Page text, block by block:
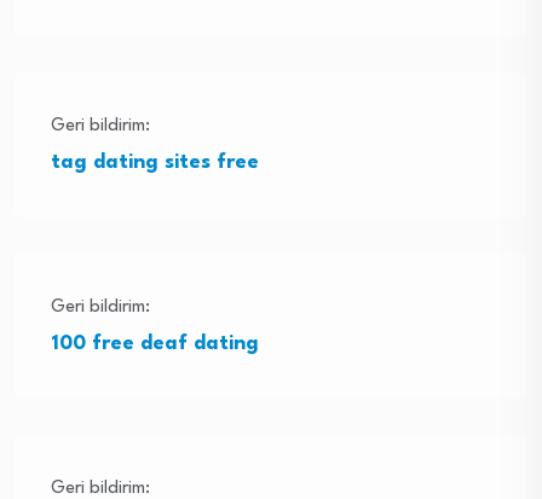
Geri bildirim:
tag dating sites free
Geri bildirim:
100 free deaf dating
Geri bildirim: